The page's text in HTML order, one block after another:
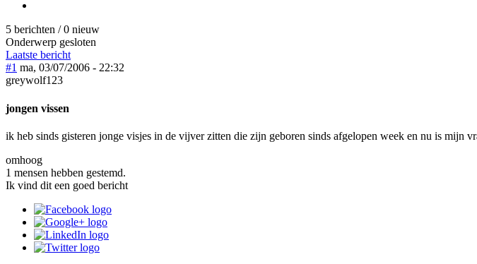
5 berichten / 0 nieuw
Onderwerp gesloten
Laatste bericht
#1 ma, 03/07/2006 - 22:32
greywolf123
jongen vissen
ik heb sinds gisteren jonge visjes in de vijver zitten die zijn geboren sinds afgelopen week en nu is mijn
omhoog
1 mensen hebben gestemd.
Ik vind dit een goed bericht